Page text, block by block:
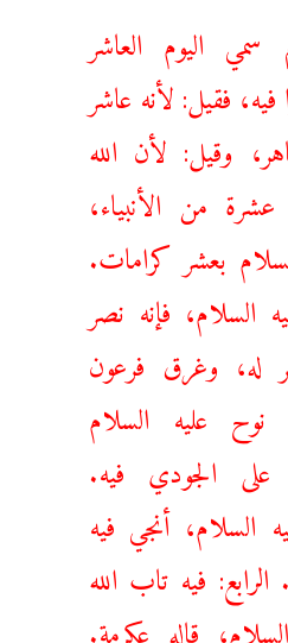
سمي اليوم العاشر
فقيل: لأنه عاشر
وقيل: لأن الله
من الأنبياء،
بعشر كرامات.
السلام، فإنه نصر
له، وغرق فرعون
نوح عليه السلام
الجودي فيه.
السلام، أنجي فيه
فيه تاب الله
قاله عكرمة.